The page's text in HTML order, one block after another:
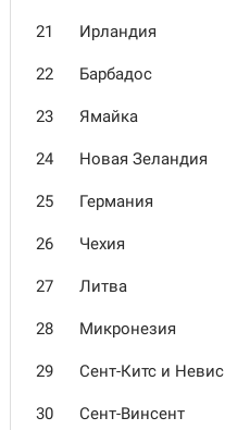
21 Ирландия
22 Барбадос
23 Ямайка
24 Новая Зеландия
25 Германия
26 Чехия
27 Литва
28 Микро­незия
29 Сент-Китс и Невис
30 Сент-Винсент